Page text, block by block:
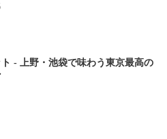
- 上野・池袋で味わう東京最高の